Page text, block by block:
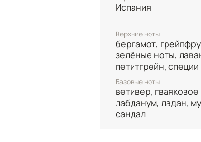
мужественность.
ладана, травянистого
лабданума, создавая
на протяжении всего
Испания
Верхние ноты
бергамот,
зелёные ноты,
петитгрейн, специи
Базовые ноты
ветивер,
лабданум, ладан,
сандал